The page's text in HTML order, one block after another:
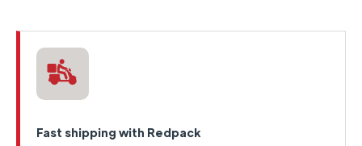
Fast shipping with Redpack